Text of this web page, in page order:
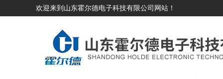
欢迎来到山东霍尔德电子科技有限公司网站！